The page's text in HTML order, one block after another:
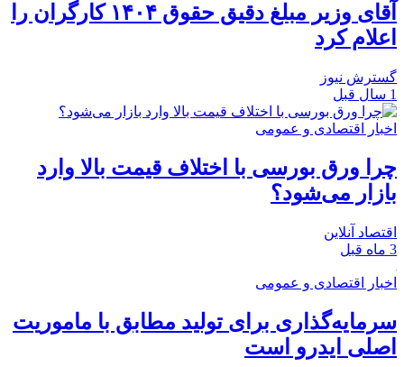
آقای وزیر مبلغ دقیق حقوق ۱۴۰۴ کارگران را
اعلام کرد
گسترش نیوز
1 سال قبل
اخبار اقتصادی و عمومی
چرا ورق بورسی با اختلاف قیمت بالا وارد
بازار می‌شود؟
اقتصاد آنلاین
3 ماه قبل
اخبار اقتصادی و عمومی
سرمایه‌گذاری برای تولید مطابق با ماموریت
اصلی ایدرو است